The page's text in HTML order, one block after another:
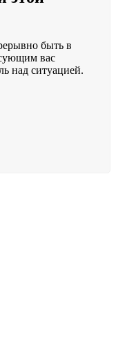
быть в
вас
над ситуацией.